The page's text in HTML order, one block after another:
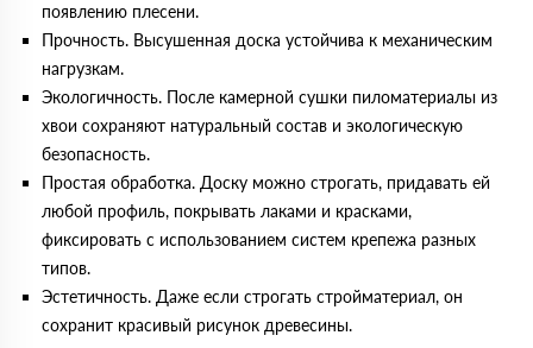
появлению плесени.
Прочность. Высушенная доска устойчива к механическим
нагрузкам.
Экологичность. После камерной сушки пиломатериалы из
хвои сохраняют натуральный состав и экологическую
безопасность.
Простая обработка. Доску можно строгать, придавать ей
любой профиль, покрывать лаками и красками,
фиксировать с использованием систем крепежа разных
типов.
Эстетичность. Даже если строгать стройматериал, он
сохранит красивый рисунок древесины.